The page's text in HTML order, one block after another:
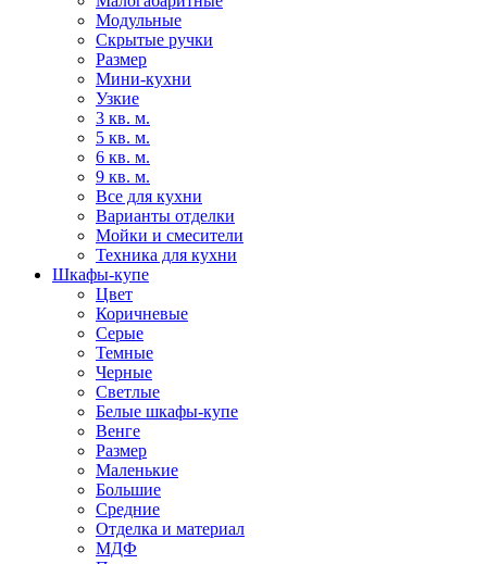
Модульные
Скрытые ручки
Размер
Мини-кухни
Узкие
3 кв. м.
5 кв. м.
6 кв. м.
9 кв. м.
Все для кухни
Варианты отделки
Мойки и смесители
Техника для кухни
Шкафы-купе
Цвет
Коричневые
Серые
Темные
Черные
Светлые
Белые шкафы-купе
Венге
Размер
Маленькие
Большие
Средние
Отделка и материал
МДФ